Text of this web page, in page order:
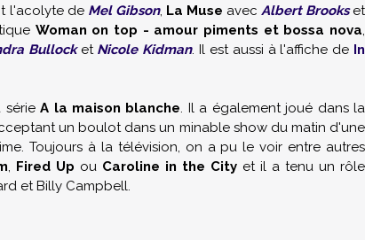
l'acolyte de Mel Gibson, La Muse avec Albert Brookset
Woman on top - amour piments et bossa nova,
Bullocket Nicole Kidman. Il est aussi à l'affiche de In
sérieA la maison blanche. Il a également joué dans la
un boulot dans un minable show du matin d'une
Toujours à la télévision, on a pu le voir entre autres
, Fired Up ou Caroline in the City et il a tenu un rôle
et Billy Campbell.